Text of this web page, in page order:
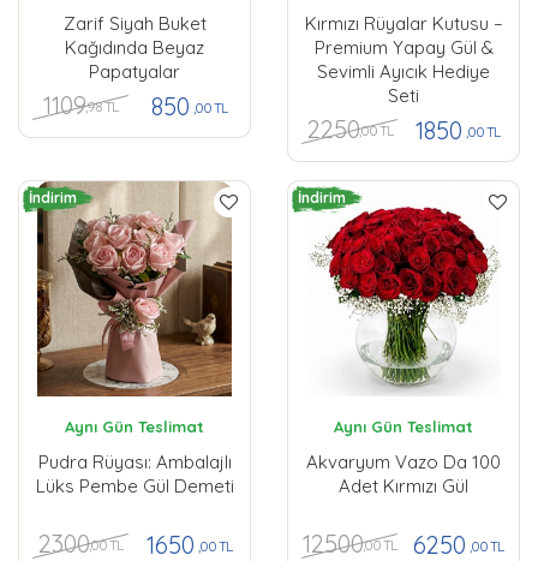
Zarif Siyah Buket
Kağıdında Beyaz
Papatyalar
1109,98 TL 850 ,00 TL
Kırmızı Rüyalar Kutusu –
Premium Yapay Gül &
Sevimli Ayıcık Hediye
Seti
2250,00 TL 1850 ,00 TL
İndirim
Aynı Gün Teslimat
Pudra Rüyası: Ambalajlı
Lüks Pembe Gül Demeti
2300,00 TL 1650 ,00 TL
İndirim
Aynı Gün Teslimat
Akvaryum Vazo Da 100
Adet Kırmızı Gül
12500,00 TL 6250 ,00 TL